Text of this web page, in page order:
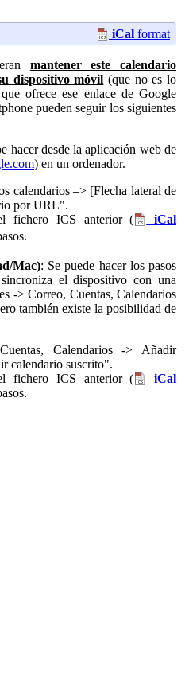
iCal format
mantener este calendario
dispositivo móvil (que no es lo
ofrece ese enlace de Google
pueden seguir los siguientes
hacer desde la aplicación web de
) en un ordenador.
calendarios –> [Flecha lateral de
por URL".
fichero ICS anterior (
iCal
Mac): Se puede hacer los pasos
el dispositivo con una
-> Correo, Cuentas, Calendarios
también existe la posibilidad de
Calendarios -> Añadir
calendario suscrito".
fichero ICS anterior (
iCal